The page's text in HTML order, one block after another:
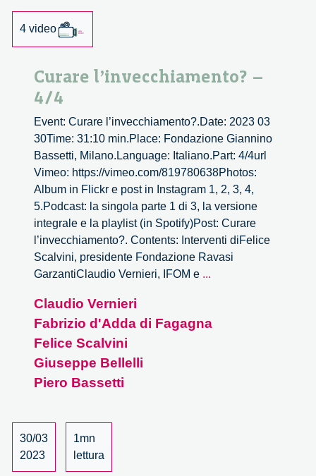
4 video
Curare l’invecchiamento? –
4/4
Event: Curare l’invecchiamento?.Date: 2023 03
30Time: 31:10 min.Place: Fondazione Giannino
Bassetti, Milano.Language: Italiano.Part: 4/4url
Vimeo: https://vimeo.com/819780638Photos:
Album in Flickr e post in Instagram 1, 2, 3, 4,
5.Podcast: la singola parte 1 di 3, la versione
integrale e la playlist (in Spotify)Post: Curare
l’invecchiamento?. Contents: Interventi diFelice
Scalvini, presidente Fondazione Ravasi
GarzantiClaudio Vernieri, IFOM e ...
4/4
Claudio Vernieri
Fabrizio d'Adda di Fagagna
Felice Scalvini
Giuseppe Bellelli
Piero Bassetti
30/03
2023
1mn
lettura